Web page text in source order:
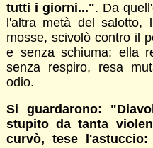
tutti i giorni...". Da
l'altra metà del salotto,
mosse, scivolò contro il
e senza schiuma; ella
senza respiro, resa
odio.
Si guardarono:
stupito da tanta
curvò, tese